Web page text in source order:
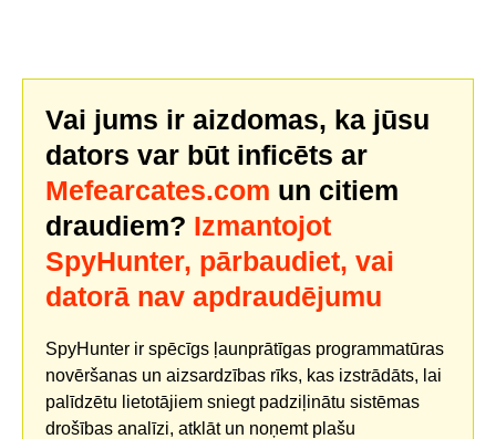
Vai jums ir aizdomas, ka jūsu
dators var būt inficēts ar
Mefearcates.com un citiem
draudiem? Izmantojot
SpyHunter, pārbaudiet, vai
datorā nav apdraudējumu
SpyHunter ir spēcīgs ļaunprātīgas programmatūras
novēršanas un aizsardzības rīks, kas izstrādāts, lai
palīdzētu lietotājiem sniegt padziļinātu sistēmas
drošības analīzi, atklāt un noņemt plašu